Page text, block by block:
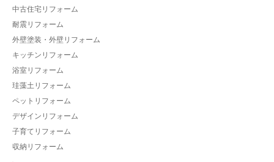
中古住宅リフォーム
耐震リフォーム
外壁塗装・外壁リフォーム
キッチンリフォーム
浴室リフォーム
珪藻土リフォーム
ペットリフォーム
デザインリフォーム
子育てリフォーム
収納リフォーム